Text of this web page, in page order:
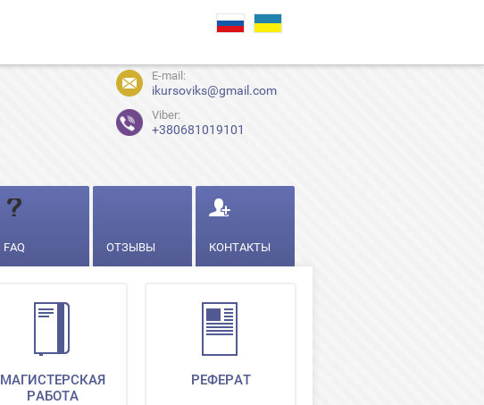
E-mail:
ikursoviks@gmail.com
Viber:
+380681019101
FAQ ОТЗЫВЫ КОНТАКТЫ
МАГИСТЕРСКАЯ
РАБОТА
РЕФЕРАТ